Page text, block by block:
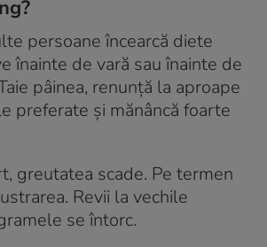
persoane încearcă diete
înainte de vară sau înainte de
pâinea, renunță la aproape
preferate și mănâncă foarte
greutatea scade. Pe termen
Revii la vechile
se întorc.